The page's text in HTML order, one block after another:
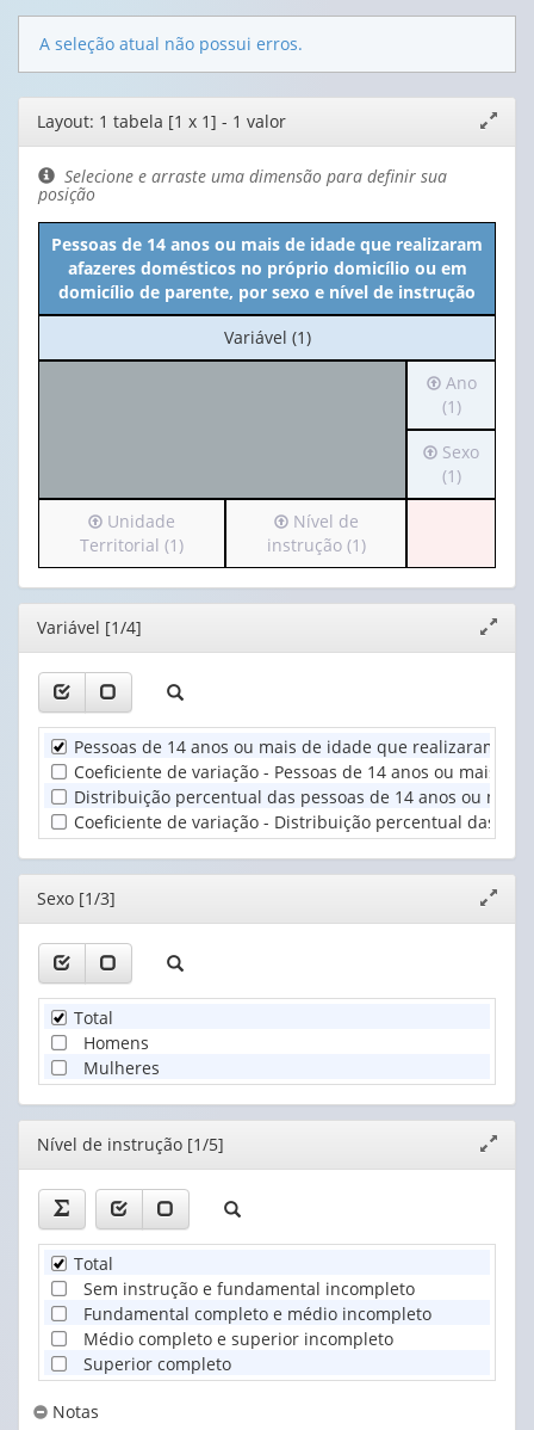
A seleção atual não possui erros.
Editor
de
layout
janela
Layout: 1 tabela [1 x 1] - 1 valor
Selecione e arraste uma dimensão para definir sua
posição
Pessoas de 14 anos ou mais de idade que realizaram
afazeres domésticos no próprio domicílio ou em
domicílio de parente, por sexo e nível de instrução
No
cabeçalho:
Variável (1)
Irá
para
o
cabeçalho
(possui
apenas
Ano
(1)
Irá
para
o
apenas
1
Sexo
(1)
Irá
para
o
cabeçalho
(possui
apenas
valor):
Unidade
Territorial
(1)
Unidade
Territorial (1)
Irá
para
o
cabeçalho
Nível
de
instrução
(1)
Nível de
instrução (1)
Editor
janela
Variável [1/4]
Pessoas de 14 anos ou mais de idade que realizaram
Coeficiente de variação - Pessoas de 14 anos ou mais
Distribuição percentual das pessoas de 14 anos ou
Coeficiente de variação - Distribuição percentual das
Editor
janela
Sexo [1/3]
Total
Homens
Mulheres
Editor
janela
Nível de instrução [1/5]
Total
Sem instrução e fundamental incompleto
Fundamental completo e médio incompleto
Médio completo e superior incompleto
Superior completo
Notas